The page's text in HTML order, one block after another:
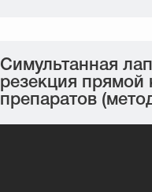
Симультанная
резекция прямой
препаратов